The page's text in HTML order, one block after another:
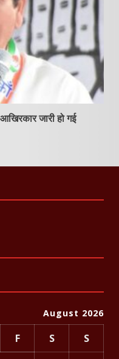
जारी हो गई
August 2026
F S
S